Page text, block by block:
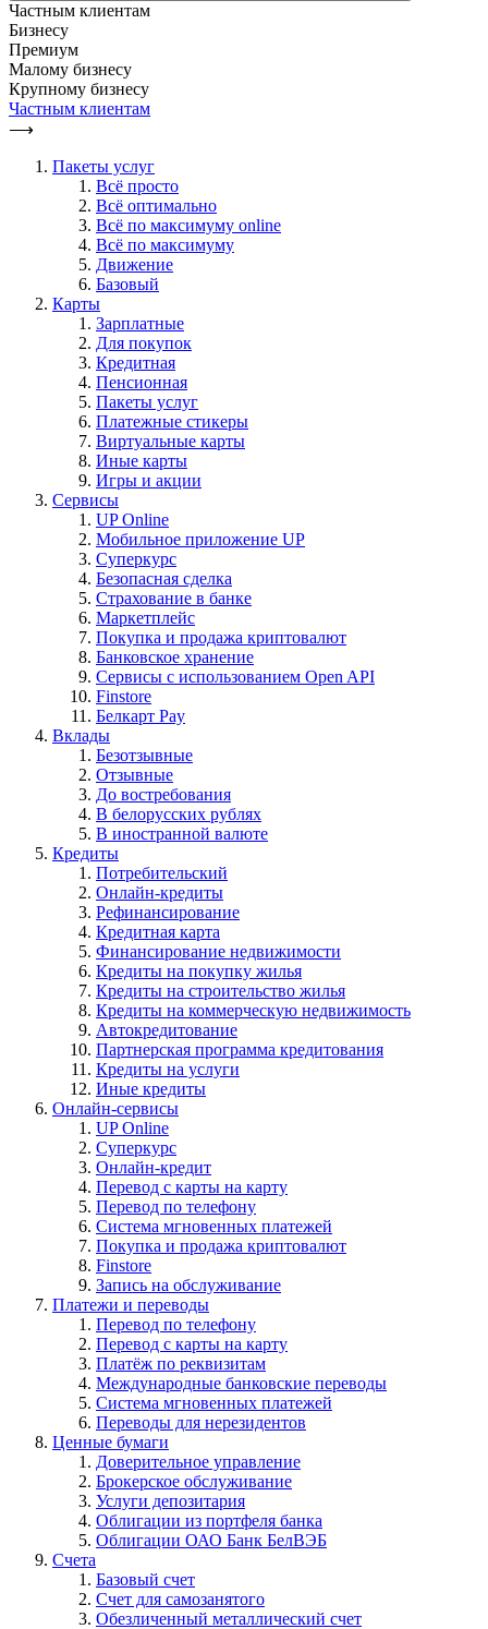
Частным клиентам
Бизнесу
Премиум
Малому бизнесу
Крупному бизнесу
Частным клиентам
⟶
Пакеты услуг
Всё просто
Всё оптимально
Всё по максимуму online
Всё по максимуму
Движение
Базовый
Карты
Зарплатные
Для покупок
Кредитная
Пенсионная
Пакеты услуг
Платежные стикеры
Виртуальные карты
Иные карты
Игры и акции
Сервисы
UP Online
Мобильное приложение UP
Суперкурс
Безопасная сделка
Страхование в банке
Маркетплейс
Покупка и продажа криптовалют
Банковское хранение
Сервисы с использованием Open API
Finstore
Белкарт Pay
Вклады
Безотзывные
Отзывные
До востребования
В белорусских рублях
В иностранной валюте
Кредиты
Потребительский
Онлайн-кредиты
Рефинансирование
Кредитная карта
Финансирование недвижимости
Кредиты на покупку жилья
Кредиты на строительство жилья
Кредиты на коммерческую недвижимость
Автокредитование
Партнерская программа кредитования
Кредиты на услуги
Иные кредиты
Онлайн-сервисы
UP Online
Суперкурс
Онлайн-кредит
Перевод с карты на карту
Перевод по телефону
Система мгновенных платежей
Покупка и продажа криптовалют
Finstore
Запись на обслуживание
Платежи и переводы
Перевод по телефону
Перевод с карты на карту
Платёж по реквизитам
Международные банковские переводы
Система мгновенных платежей
Переводы для нерезидентов
Ценные бумаги
Доверительное управление
Брокерское обслуживание
Услуги депозитария
Облигации из портфеля банка
Облигации ОАО Банк БелВЭБ
Счета
Базовый счет
Счет для самозанятого
Обезличенный металлический счет